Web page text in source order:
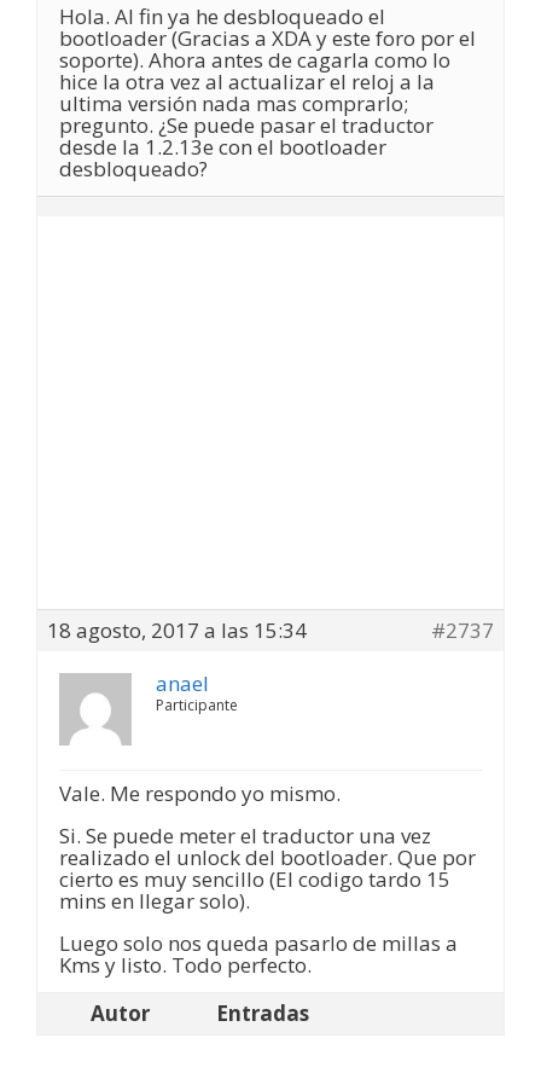
Hola. Al fin ya he desbloqueado el
bootloader (Gracias a XDA y este foro por el
soporte). Ahora antes de cagarla como lo
hice la otra vez al actualizar el reloj a la
ultima versión nada mas comprarlo;
pregunto. ¿Se puede pasar el traductor
desde la 1.2.13e con el bootloader
desbloqueado?
18 agosto, 2017 a las 15:34
#2737
anael
Participante
Vale. Me respondo yo mismo.
Si. Se puede meter el traductor una vez
realizado el unlock del bootloader. Que por
cierto es muy sencillo (El codigo tardo 15
mins en llegar solo).
Luego solo nos queda pasarlo de millas a
Kms y listo. Todo perfecto.
Autor
Entradas